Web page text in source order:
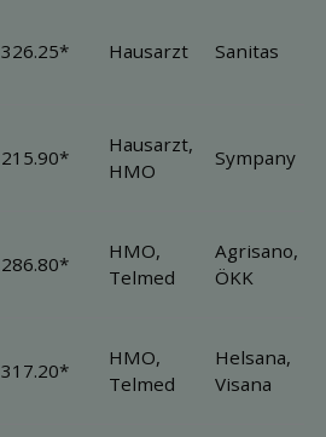
326.25* Hausarzt Sanitas
215.90*
Hausarzt,
HMO
Sympany
286.80*
HMO,
Telmed
Agrisano,
ÖKK
317.20*
HMO,
Telmed
Helsana,
Visana